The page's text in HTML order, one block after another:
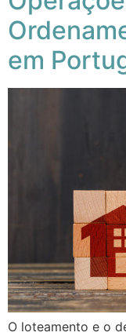
em
O loteamento e o